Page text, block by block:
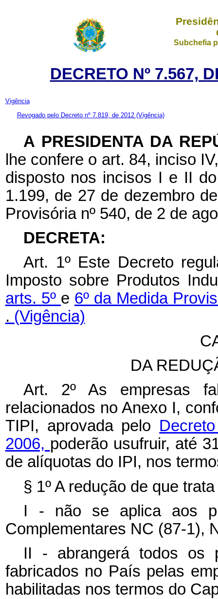
Subchefia
DECRETO Nº 7.567,
Vigência
Revogado pelo Decreto nº 7.819, de 2012 (Vigência)
A PRESIDENTA DA
lhe confere o art. 84, inciso
disposto nos incisos I e II
1.199, de 27 de dezembro
Provisória nº 540, de 2 de
DECRETA:
Art. 1º Este Decreto
Imposto sobre Produtos
arts. 5º e 6º da Medida
. (Vigência)
DA
Art. 2º As empresas
relacionados no Anexo I,
TIPI, aprovada pelo
2006, poderão usufruir, até
de alíquotas do IPI, nos
§ 1º A redução de que
I - não se aplica aos
Complementares NC (87-1),
II - abrangerá todos os
fabricados no País pelas
habilitadas nos termos do